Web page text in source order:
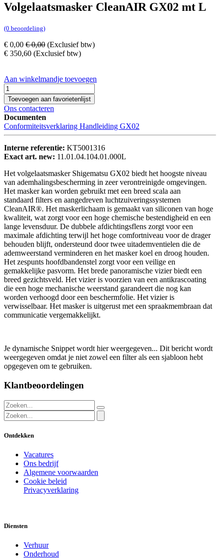
Volgelaatsmasker CleanAIR GX02 mt L
(0 beoordeling)
€ 0,00 €0,00 (Exclusief btw)
€ 350,60 (Exclusief btw)
Aan winkelmandje toevoegen
Toevoegen aan favorietenlijst
Ons contacteren
Documenten
Conformiteitsverklaring Handleiding GX02
Interne referentie: KT5001316
Exact art. new: 11.01.04.104.01.000L
Het volgelaatsmasker Shigematsu GX02 biedt het hoogste niveau
van ademhalingsbescherming in zeer verontreinigde omgevingen.
Het masker kan worden gebruikt met een breed scala aan
standaard filters en aangedreven luchtzuiveringssystemen
CleanAIR®. Het maskerlichaam is gemaakt van siliconen van hoge
kwaliteit, wat zorgt voor een hoge chemische bestendigheid en een
lange levensduur. De dubbele afdichtingsflens zorgt voor een
maximale afdichting terwijl het hoge comfortniveau voor de drager
behouden blijft, ondersteund door twee uitademventielen die de
ademweerstand verminderen en het masker koel en droog houden.
Het zespunts hoofdbandenstel zorgt voor een veilige en
gemakkelijke pasvorm. Het brede panoramische vizier biedt een
breed gezichtsveld. Het vizier is voorzien van een antikrascoating
die een hoge mechanische weerstand garandeert die nog kan
worden verhoogd door een beschermfolie. Het vizier is
verwisselbaar. Het masker is uitgerust met een spraakmembraan dat
communicatie vergemakkelijkt.
Je dynamische Snippet wordt hier weergegeven... Dit bericht wordt
weergegeven omdat je niet zowel een filter als een sjabloon hebt
opgegeven om te gebruiken.
Klantbeoordelingen
Ontdekken
Vacatures
Ons bedrijf
Algemene voorwaarden
Cookie beleid
Privacyverklaring
Diensten
Verhuur
Onderhoud